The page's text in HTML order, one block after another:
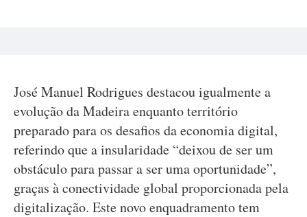
José Manuel Rodrigues destacou igualmente a
evolução da Madeira enquanto território
preparado para os desafios da economia digital,
referindo que a insularidade “deixou de ser um
obstáculo para passar a ser uma oportunidade”,
graças à conectividade global proporcionada pela
digitalização. Este novo enquadramento tem